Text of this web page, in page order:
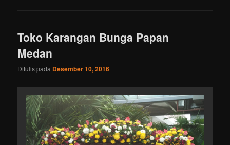
Toko Karangan Bunga Papan
Medan
Ditulis pada Desember 10, 2016